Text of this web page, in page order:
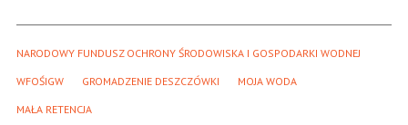
NARODOWY FUNDUSZ OCHRONY ŚRODOWISKA I GOSPODARKI WODNEJ
WFOŚIGW GROMADZENIE DESZCZÓWKI MOJA WODA
MAŁA RETENCJA